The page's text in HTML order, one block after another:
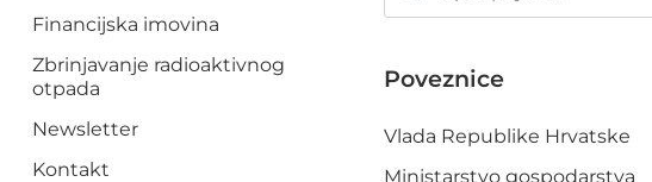
Financijska imovina
Zbrinjavanje radioaktivnog
otpada
Newsletter
Kontakt
Poveznice
Vlada Republike Hrvatske
Ministarstvo gospodarstva